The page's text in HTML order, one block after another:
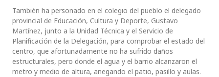
También ha personado en el colegio del pueblo el delegado
provincial de Educación, Cultura y Deporte, Gustavo
Martínez, junto a la Unidad Técnica y el Servicio de
Planificación de la Delegación, para comprobar el estado del
centro, que afortunadamente no ha sufrido daños
estructurales, pero donde el agua y el barrio alcanzaron el
metro y medio de altura, anegando el patio, pasillo y aulas.